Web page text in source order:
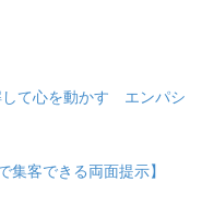
して心を動かす エンパシ
集客できる両面提示】